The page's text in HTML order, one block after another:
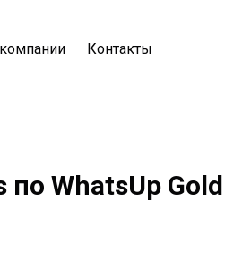
Контакты
WhatsUp Gold